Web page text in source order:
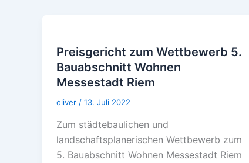
Preisgericht zum Wettbewerb 5.
Bauabschnitt Wohnen
Messestadt Riem
oliver / 13. Juli 2022
Zum städtebaulichen und
landschaftsplanerischen Wettbewerb zum
5. Bauabschnitt Wohnen Messestadt Riem